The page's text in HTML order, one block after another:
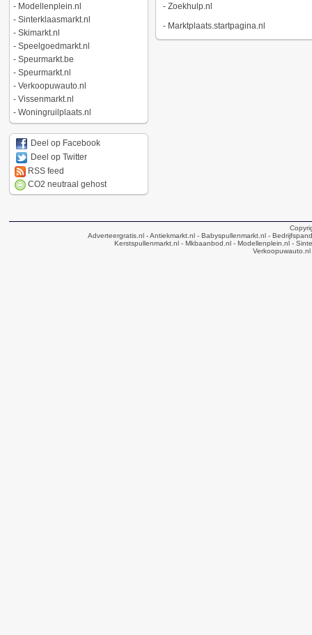
- Modellenplein.nl
- Sinterklaasmarkt.nl
- Skimarkt.nl
- Speelgoedmarkt.nl
- Speurmarkt.be
- Speurmarkt.nl
- Verkoopuwauto.nl
- Vissenmarkt.nl
- Woningruilplaats.nl
Deel op Facebook
Deel op Twitter
RSS feed
CO2 neutraal gehost
- Zoekhulp.nl
- Marktplaats.startpagina.nl
Adverteergratis.nl - Antiekmarkt.nl - Babyspullenmarkt.nl -
Kerstspullenmarkt.nl- Mkbaanbod.nl- Modellenplein.nl-
Verkoopuwauto.nl